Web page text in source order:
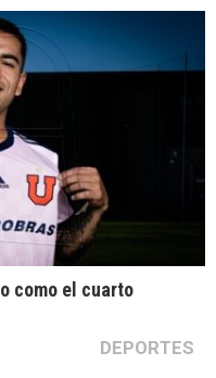
como el cuarto
DEPORTES